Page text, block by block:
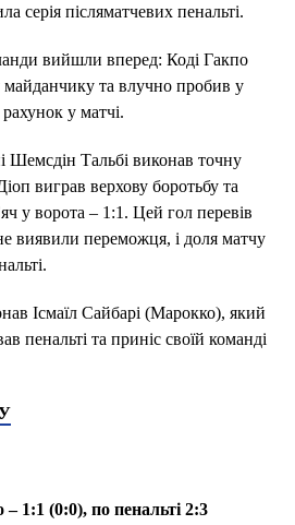
серія післяматчевих пенальті.
вийшли вперед: Коді Гакпо
та влучно пробив у
у матчі.
Шемсдін Тальбі виконав точну
виграв верхову боротьбу та
у ворота – 1:1. Цей гол перевів
виявили переможця, і доля матчу
Ісмаїл Сайбарі (Марокко), який
пенальті та приніс своїй команді
1:1 (0:0), по пенальті 2:3